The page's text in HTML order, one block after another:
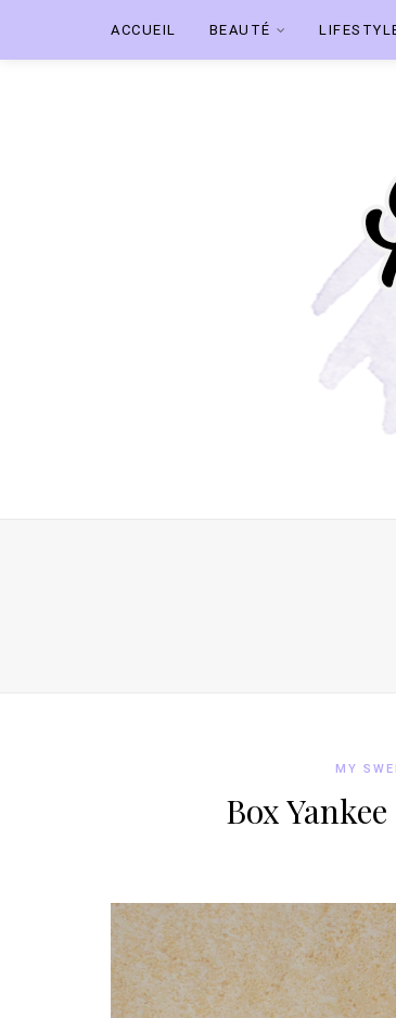
ACCUEIL BEAUTÉ
MY
Box